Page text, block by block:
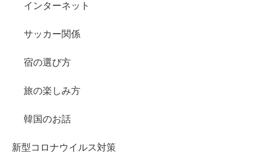
インターネット
サッカー関係
宿の選び方
旅の楽しみ方
韓国のお話
新型コロナウイルス対策